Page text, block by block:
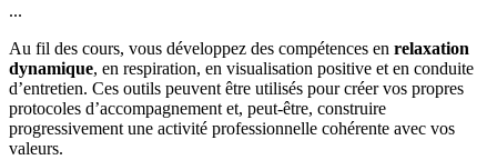
...
Au fil des cours, vous développez des compétences en relaxation
dynamique, en respiration, en visualisation positive et en conduite
d’entretien. Ces outils peuvent être utilisés pour créer vos propres
protocoles d’accompagnement et, peut-être, construire
progressivement une activité professionnelle cohérente avec vos
valeurs.